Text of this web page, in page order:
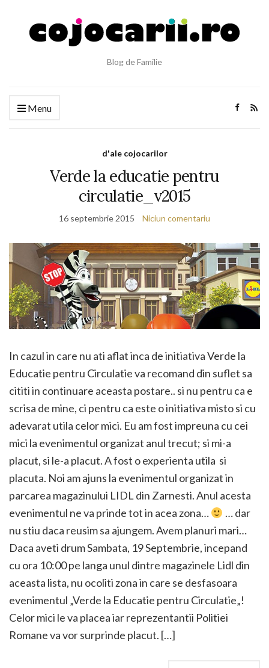
Blog de Familie
Menu
d'ale cojocarilor
Verde la educatie pentru
circulatie_v2015
16 septembrie 2015 Niciun comentariu
In cazul in care nu ati aflat inca de initiativa Verde la
Educatie pentru Circulatie va recomand din suflet sa
cititi in continuare aceasta postare.. si nu pentru ca e
scrisa de mine, ci pentru ca este o initiativa misto si cu
adevarat utila celor mici. Eu am fost impreuna cu cei
mici la evenimentul organizat anul trecut; si mi-a
placut, si le-a placut. A fost o experienta utila si
placuta. Noi am ajuns la evenimentul organizat in
parcarea magazinului LIDL din Zarnesti. Anul acesta
evenimentul ne va prinde tot in acea zona…
… dar
nu stiu daca reusim sa ajungem. Avem planuri mari…
Daca aveti drum Sambata, 19 Septembrie, incepand
cu ora 10:00 pe langa unul dintre magazinele Lidl din
aceasta lista, nu ocoliti zona in care se desfasoara
evenimentul „Verde la Educatie pentru Circulatie„!
Celor mici le va placea iar reprezentantii Politiei
Romane va vor surprinde placut. […]